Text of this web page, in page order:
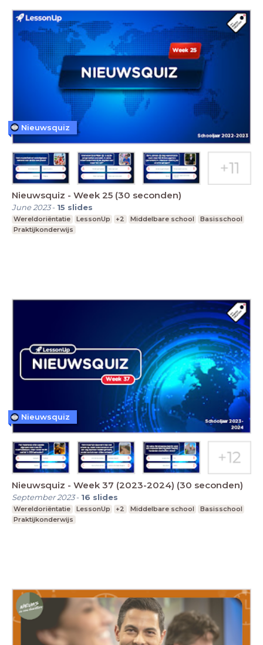
Nieuwsquiz - Week 25 (30 seconden)
June 2023- 15 slides
Wereldoriëntatie LessonUp +2 Middelbare school
Basisschool
Praktijkonderwijs
Nieuwsquiz
Nieuwsquiz - Week 37 (2023-2024) (30 seconden)
September 2023- 16 slides
Wereldoriëntatie LessonUp +2 Middelbare school
Basisschool
Praktijkonderwijs
Nieuwsquiz